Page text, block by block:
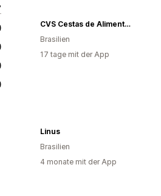
CVS Cestas de Alimentos
Brasilien
17 tage mit der App
Linus
Brasilien
4 monate mit der App